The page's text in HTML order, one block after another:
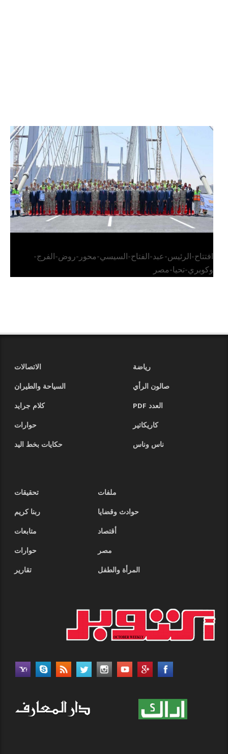
الرئيس عبد الفتاح السيسي يفتتح محور روض الفرج
وكوبري تحيا مصر
افتتاح-الرئيس-عبد-الفتاح-السيسي-محور-روض-الفرج-
وكوبري-تحيا-مصر
رياضة
الاتصالات
صالون الرأي
السياحة والطيران
العدد PDF
كلام جرايد
كاريكاتير
حوارات
ناس وناس
حكايات بخط اليد
ملفات
تحقيقات
حوادث وقضايا
ربنا كريم
أقتصاد
متابعات
مصر
حوارات
المرأة والطفل
تقارير